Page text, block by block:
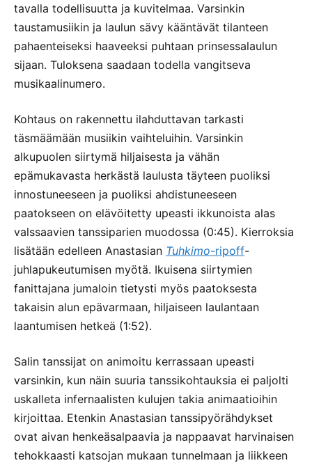
tavalla todellisuutta ja kuvitelmaa. Varsinkin
taustamusiikin ja laulun sävy kääntävät tilanteen
pahaenteiseksi haaveeksi puhtaan prinsessalaulun
sijaan. Tuloksena saadaan todella vangitseva
musikaalinumero.
Kohtaus on rakennettu ilahduttavan tarkasti
täsmäämään musiikin vaihteluihin. Varsinkin
alkupuolen siirtymä hiljaisesta ja vähän
epämukavasta herkästä laulusta täyteen puoliksi
innostuneeseen ja puoliksi ahdistuneeseen
paatokseen on elävöitetty upeasti ikkunoista alas
valssaavien tanssiparien muodossa (0:45). Kierroksia
lisätään edelleen Anastasian Tuhkimo-ripoff-
juhlapukeutumisen myötä. Ikuisena siirtymien
fanittajana jumaloin tietysti myös paatoksesta
takaisin alun epävarmaan, hiljaiseen laulantaan
laantumisen hetkeä (1:52).
Salin tanssijat on animoitu kerrassaan upeasti
varsinkin, kun näin suuria tanssikohtauksia ei paljolti
uskalleta infernaalisten kulujen takia animaatioihin
kirjoittaa. Etenkin Anastasian tanssipyörähdykset
ovat aivan henkeäsalpaavia ja nappaavat harvinaisen
tehokkaasti katsojan mukaan tunnelmaan ja liikkeen